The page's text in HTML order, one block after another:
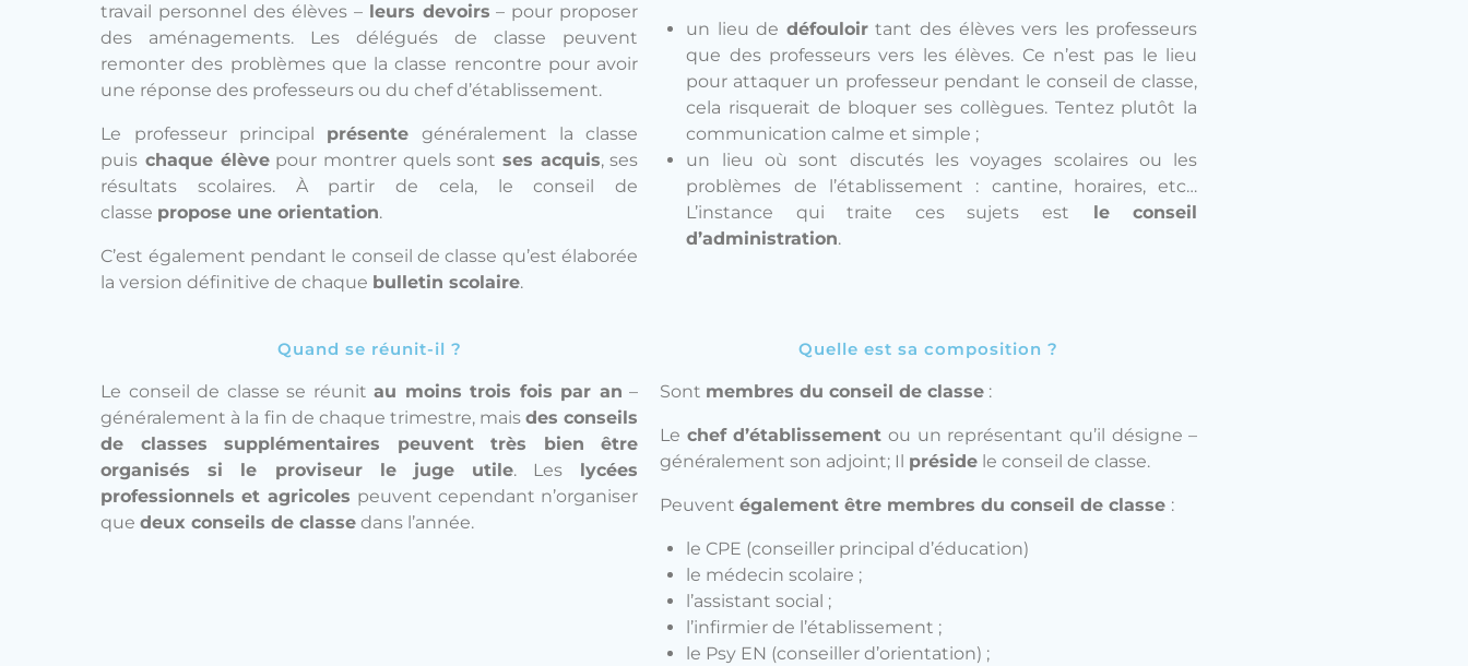
travail personnel des élèves – leurs devoirs – pour proposer
des aménagements. Les délégués de classe peuvent
remonter des problèmes que la classe rencontre pour avoir
une réponse des professeurs ou du chef d’établissement.
Le professeur principal présente généralement la classe
puis chaque élèvepour montrer quels sont ses acquis, ses
résultats scolaires. À partir de cela, le conseil de
classe propose une orientation.
C’est également pendant le conseil de classe qu’est élaborée
la version définitive de chaque bulletin scolaire.
un lieu de défouloirtant des élèves vers les professeurs
que des professeurs vers les élèves. Ce n’est pas le lieu
pour attaquer un professeur pendant le conseil de classe,
cela risquerait de bloquer ses collègues. Tentez plutôt la
communication calme et simple ;
un lieu où sont discutés les voyages scolaires ou les
problèmes de l’établissement : cantine, horaires, etc…
L’instance qui traite ces sujets est le conseil
d’administration.
Quand se réunit-il ? Quelle est sa composition ?
Le conseil de classe se réunitau moins trois fois par an –
généralement à la fin de chaque trimestre, maisdes conseils
de classes supplémentaires peuvent très bien être
organisés si le proviseur le juge utile. Les lycées
professionnels et agricoles peuvent cependant n’organiser
quedeux conseils de classe dans l’année.
Sont membres du conseil de classe :
Le chef d’établissement ou un représentant qu’il désigne –
généralement son adjoint; Il préside le conseil de classe.
Peuventégalement être membres du conseil de classe :
le CPE (conseiller principal d’éducation)
le médecin scolaire ;
l’assistant social ;
l’infirmier de l’établissement ;
le Psy EN (conseiller d’orientation) ;